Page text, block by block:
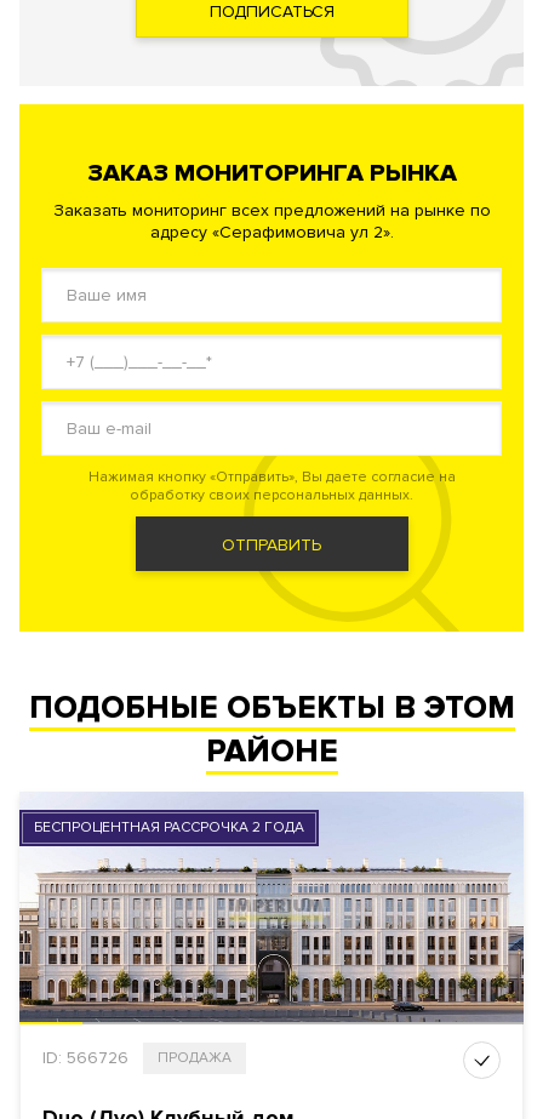
ПОДПИСАТЬСЯ
ЗАКАЗ МОНИТОРИНГА РЫНКА
Заказать мониторинг всех предложений на рынке по
адресу «Серафимовича ул 2».
Нажимая кнопку «Отправить», Вы даете согласие на
обработку своих персональных данных.
ОТПРАВИТЬ
ПОДОБНЫЕ ОБЪЕКТЫ В ЭТОМ
РАЙОНЕ
БЕСПРОЦЕНТНАЯ РАССРОЧКА 2 ГОДА
ID: 566726 ПРОДАЖА